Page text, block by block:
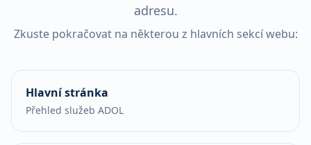
adresu.
Zkuste pokračovat na některou z hlavních sekcí webu:
Hlavní stránka
Přehled služeb ADOL